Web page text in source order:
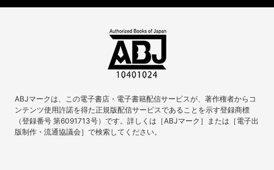
ABJマークは、この電子書店・電子書籍配信サービスが、著作権者からコ
ンテンツ使用許諾を得た正規版配信サービスであることを示す登録商標
（登録番号 第6091713号）です。詳しくは［ABJマーク］または［電子出
版制作・流通協議会］で検索してください。